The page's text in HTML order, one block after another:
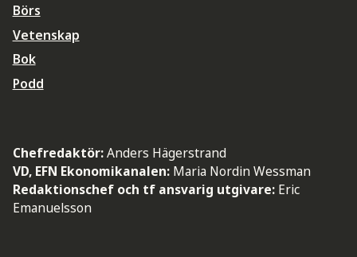
Börs
Vetenskap
Bok
Podd
Chefredaktör:Anders Hägerstrand
VD, EFN Ekonomikanalen: Maria Nordin Wessman
Redaktionschef och tf ansvarig utgivare: Eric
Emanuelsson